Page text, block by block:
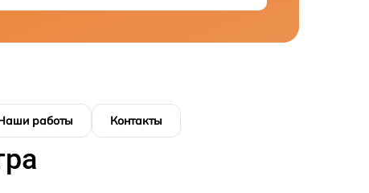
работы Контакты